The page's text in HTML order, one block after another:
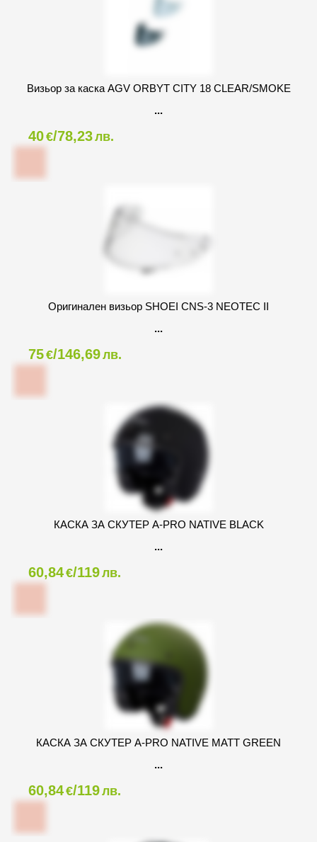
Визьор за каска AGV ORBYT CITY 18 CLEAR/SMOKE
40€/78,23лв.
Оригинален визьор SHOEI CNS-3 NEOTEC II
75€/146,69лв.
КАСКА ЗА СКУТЕР A-PRO NATIVE BLACK
60,84€/119лв.
КАСКА ЗА СКУТЕР A-PRO NATIVE MATT GREEN
60,84€/119лв.